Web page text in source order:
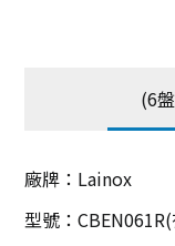
(6
廠牌：Lainox
型號：